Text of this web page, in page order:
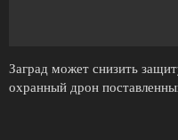
Заград может снизить
охранный дрон